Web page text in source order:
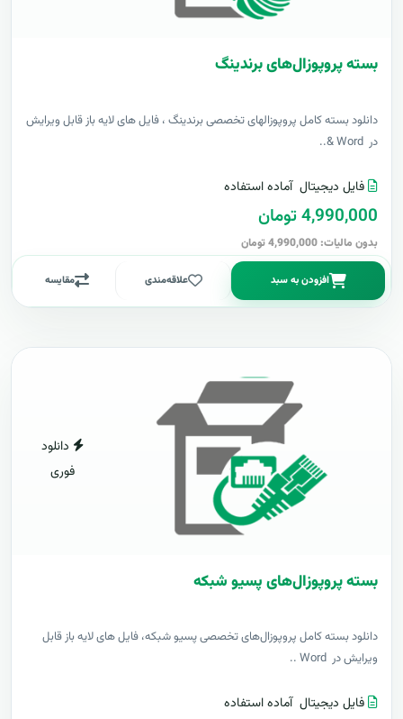
بسته پروپوزال‌های برندینگ
دانلود بسته کامل پروپوزالهای تخصصی برندینگ ، فایل های لایه باز قابل ویرایش
در Word &..
فایل دیجیتال آماده استفاده
4,990,000 تومان
بدون مالیات: 4,990,000 تومان
افزودن به سبد علاقه‌مندی مقایسه
دانلود
فوری
بسته پروپوزال‌های پسیو شبکه
دانلود بسته کامل پروپوزال‌های تخصصی پسیو شبکه، فایل های لایه باز قابل
ویرایش در Word ..
فایل دیجیتال آماده استفاده